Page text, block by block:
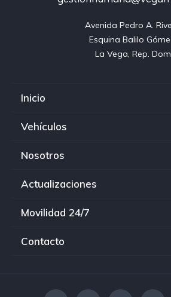
Avenida Pedro A.
Esquina Balilo
La Vega, Rep.
Inicio
Vehículos
Nosotros
Actualizaciones
Movilidad 24/7
Contacto